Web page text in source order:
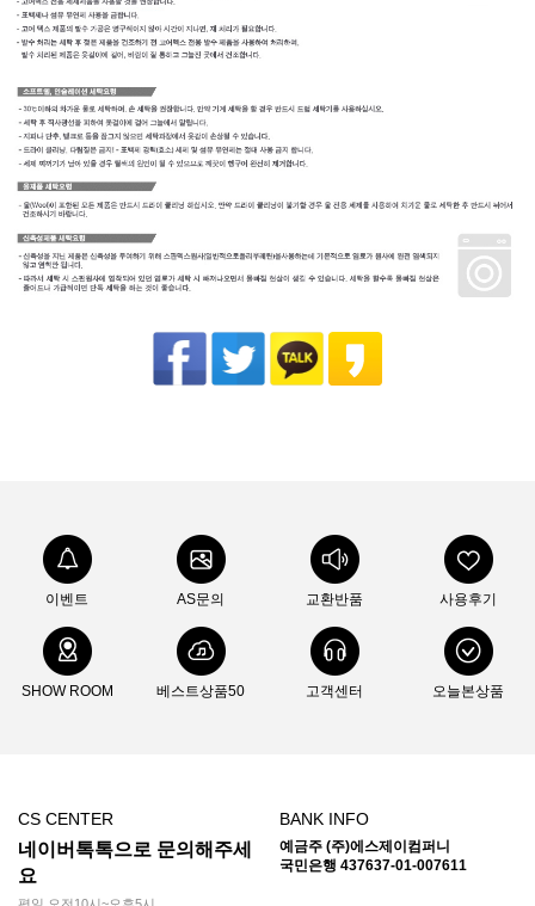
이벤트 AS문의 교환반품 사용후기
SHOW ROOM 베스트상품50 고객센터 오늘본상품
CS CENTER
네이버톡톡으로 문의해주세
요
BANK INFO
예금주 (주)에스제이컴퍼니
국민은행 437637-01-007611